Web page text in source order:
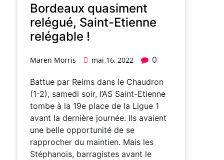
Bordeaux quasiment
relégué, Saint-Etienne
relégable !
Maren Morris mai 16, 2022 0
Battue par Reims dans le Chaudron
(1-2), samedi soir, l’AS Saint-Etienne
tombe à la 19e place de la Ligue 1
avant la dernière journée. Ils avaient
une belle opportunité de se
rapprocher du maintien. Mais les
Stéphanois, barragistes avant le